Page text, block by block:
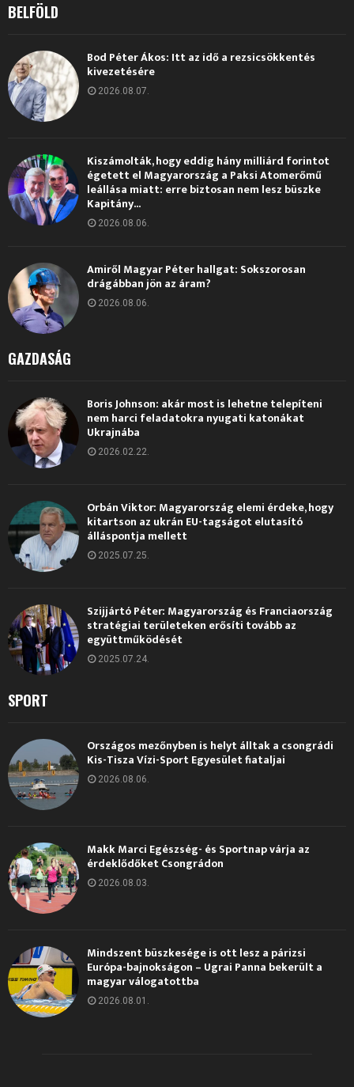
BELFÖLD
Bod Péter Ákos: Itt az idő a rezsicsökkentés
kivezetésére
2026.08.07.
Kiszámolták, hogy eddig hány milliárd forintot
égetett el Magyarország a Paksi Atomerőmű
leállása miatt: erre biztosan nem lesz büszke
Kapitány...
2026.08.06.
Amiről Magyar Péter hallgat: Sokszorosan
drágábban jön az áram?
2026.08.06.
GAZDASÁG
Boris Johnson: akár most is lehetne telepíteni
nem harci feladatokra nyugati katonákat
Ukrajnába
2026.02.22.
Orbán Viktor: Magyarország elemi érdeke, hogy
kitartson az ukrán EU-tagságot elutasító
álláspontja mellett
2025.07.25.
Szijjártó Péter: Magyarország és Franciaország
stratégiai területeken erősíti tovább az
együttműködését
2025.07.24.
SPORT
Országos mezőnyben is helyt álltak a csongrádi
Kis-Tisza Vízi-Sport Egyesület fiataljai
2026.08.06.
Makk Marci Egészség- és Sportnap várja az
érdeklődőket Csongrádon
2026.08.03.
Mindszent büszkesége is ott lesz a párizsi
Európa-bajnokságon – Ugrai Panna bekerült a
magyar válogatottba
2026.08.01.